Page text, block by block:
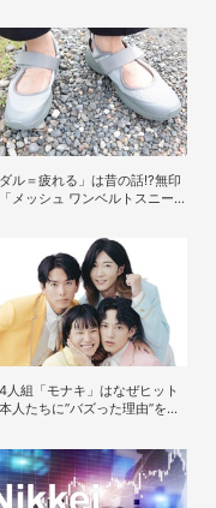
ダル＝疲れる」は昔の話!?無印
メッシュ ワンベルトスニー
人組「モナキ」はなぜヒット
人たちに”バズった理由”を聞